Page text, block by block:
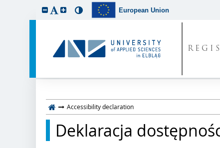
European Union
Accessibility declaration
Deklaracja